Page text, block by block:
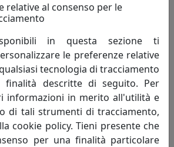
HABITAT MEDIO, PIANO ROTONDO,
CODICE I0020603638I
158,00 €
relative al consenso per le
in questa sezione ti
le preferenze relative
tecnologia di tracciamento
finalità descritte di seguito. Per
informazioni in merito all'utilità e
di tali strumenti di tracciamento,
cookie policy. Tieni presente che
per una finalità particolare